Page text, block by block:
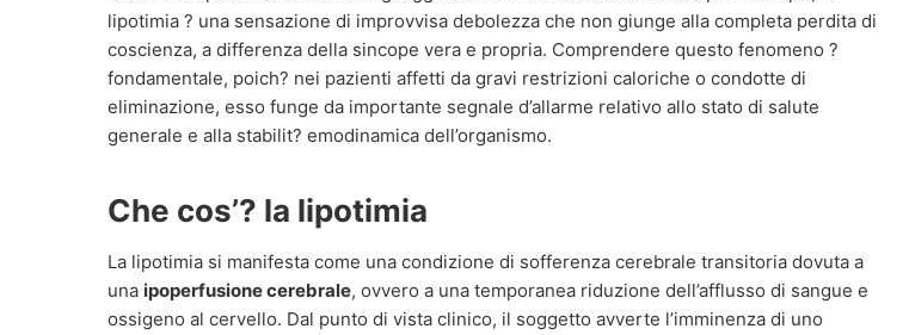
lipotimia ? una sensazione di improvvisa debolezza che non giunge alla completa perdita di
coscienza, a differenza della sincope vera e propria. Comprendere questo fenomeno ?
fondamentale, poich? nei pazienti affetti da gravi restrizioni caloriche o condotte di
eliminazione, esso funge da importante segnale d’allarme relativo allo stato di salute
generale e alla stabilit? emodinamica dell’organismo.
Che cos’? la lipotimia
La lipotimia si manifesta come una condizione di sofferenza cerebrale transitoria dovuta a
una ipoperfusione cerebrale, ovvero a una temporanea riduzione dell’afflusso di sangue e
ossigeno al cervello. Dal punto di vista clinico, il soggetto avverte l’imminenza di uno